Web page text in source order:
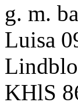
g. m.
Luisa
KHlS